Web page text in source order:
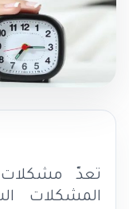
تعدّ مشكلات
المشكلات